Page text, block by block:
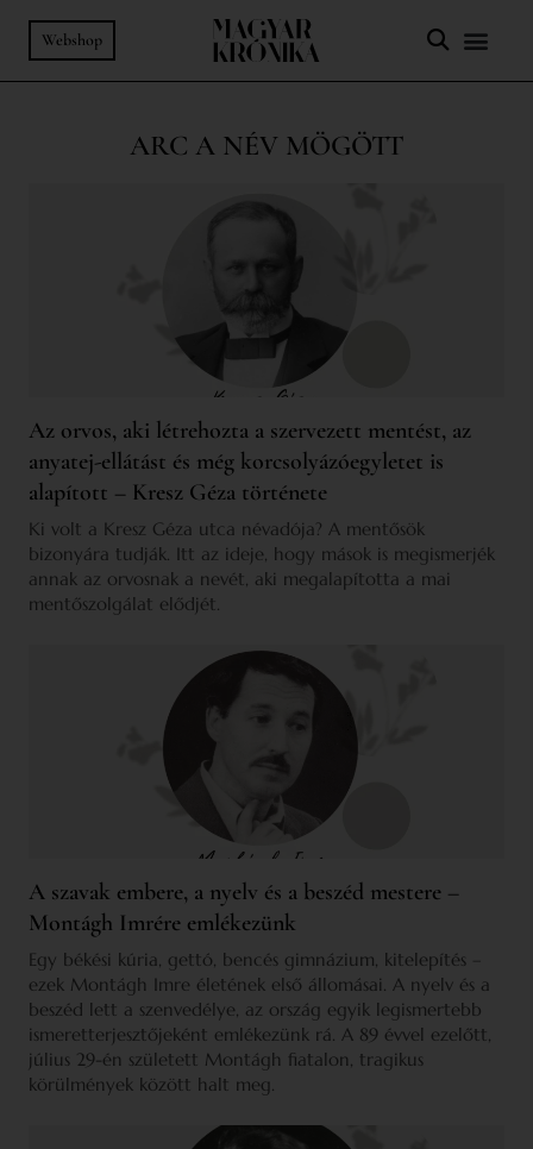
Webshop
ARC A NÉV MÖGÖTT
Az orvos, aki létrehozta a szervezett mentést, az
anyatej-ellátást és még korcsolyázóegyletet is
alapított – Kresz Géza története
Ki volt a Kresz Géza utca névadója? A mentősök
bizonyára tudják. Itt az ideje, hogy mások is megismerjék
annak az orvosnak a nevét, aki megalapította a mai
mentőszolgálat elődjét.
A szavak embere, a nyelv és a beszéd mestere –
Montágh Imrére emlékezünk
Egy békési kúria, gettó, bencés gimnázium, kitelepítés –
ezek Montágh Imre életének első állomásai. A nyelv és a
beszéd lett a szenvedélye, az ország egyik legismertebb
ismeretterjesztőjeként emlékezünk rá. A 89 évvel ezelőtt,
július 29-én született Montágh fiatalon, tragikus
körülmények között halt meg.